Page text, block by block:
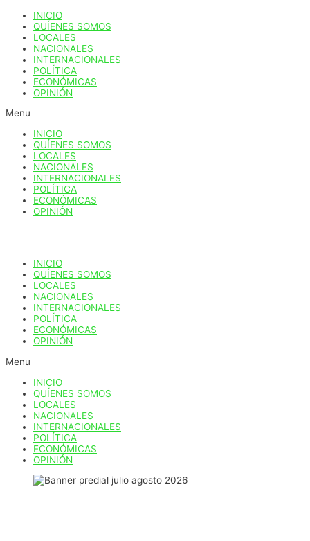
contenido
INICIO
QUÍENES SOMOS
LOCALES
NACIONALES
INTERNACIONALES
POLÍTICA
ECONÓMICAS
OPINIÓN
Menu
INICIO
QUÍENES SOMOS
LOCALES
NACIONALES
INTERNACIONALES
POLÍTICA
ECONÓMICAS
OPINIÓN
INICIO
QUÍENES SOMOS
LOCALES
NACIONALES
INTERNACIONALES
POLÍTICA
ECONÓMICAS
OPINIÓN
Menu
INICIO
QUÍENES SOMOS
LOCALES
NACIONALES
INTERNACIONALES
POLÍTICA
ECONÓMICAS
OPINIÓN